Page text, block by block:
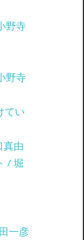
野寺
野寺
てい
真由
/ 堀
一彦